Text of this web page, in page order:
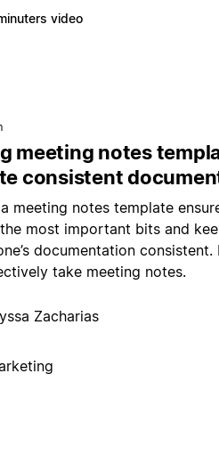
video
meeting notes
consistent
meeting notes template
most important bits and
documentation consistent.
take meeting notes.
Zacharias